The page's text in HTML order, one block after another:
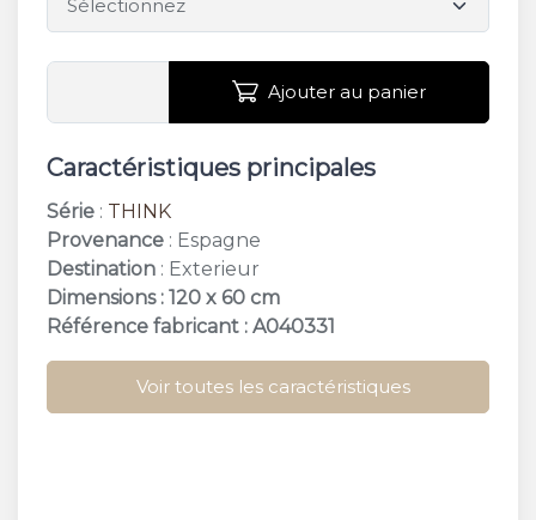
Ajouter au panier
Caractéristiques principales
Série : THINK
Provenance : Espagne
Destination : Exterieur
Dimensions : 120 x 60 cm
Référence fabricant : A040331
Voir toutes les caractéristiques